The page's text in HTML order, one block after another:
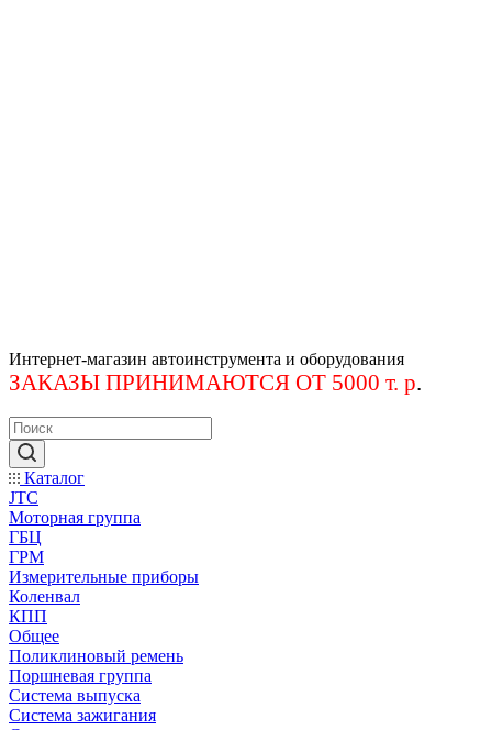
Интернет-магазин автоинструмента и оборудования
ЗАКАЗЫ ПРИНИМАЮТСЯ ОТ 5000 т. р.
Каталог
JTC
Моторная группа
ГБЦ
ГРМ
Измерительные приборы
Коленвал
КПП
Общее
Поликлиновый ремень
Поршневая группа
Система выпуска
Система зажигания